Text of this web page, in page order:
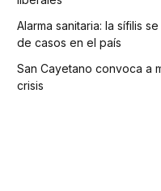
Alarma sanitaria: la sífilis
de casos en el país
San Cayetano convoca a
crisis